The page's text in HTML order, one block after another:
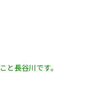
こと長谷川です。